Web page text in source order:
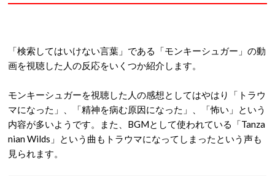
「検索してはいけない言葉」である「モンキーシュガー」の動
画を視聴した人の反応をいくつか紹介します。
モンキーシュガーを視聴した人の感想としてはやはり「トラウ
マになった」、「精神を病む原因になった」、「怖い」という
内容が多いようです。また、BGMとして使われている「Tanza
nian Wilds」という曲もトラウマになってしまったという声も
見られます。